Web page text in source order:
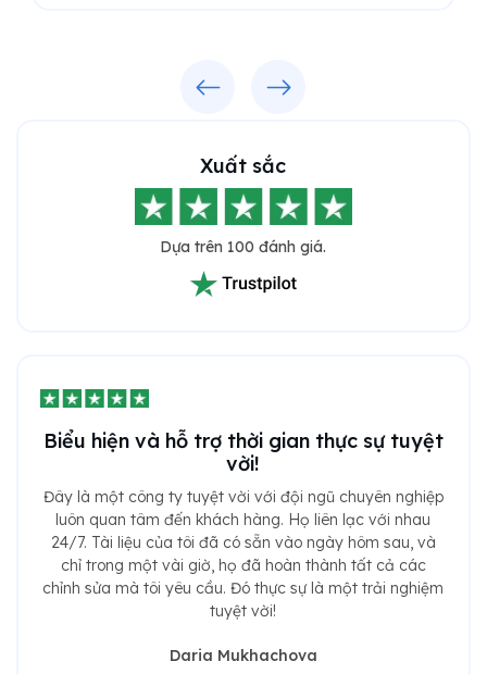
Xuất sắc
Dựa trên 100 đánh giá.
Biểu hiện và hỗ trợ thời gian thực sự tuyệt
vời!
Đây là một công ty tuyệt vời với đội ngũ chuyên nghiệp
luôn quan tâm đến khách hàng. Họ liên lạc với nhau
24/7. Tài liệu của tôi đã có sẵn vào ngày hôm sau, và
chỉ trong một vài giờ, họ đã hoàn thành tất cả các
chỉnh sửa mà tôi yêu cầu. Đó thực sự là một trải nghiệm
tuyệt vời!
Daria Mukhachova